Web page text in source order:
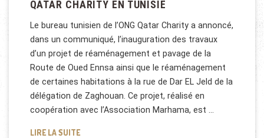
QATAR CHARITY EN TUNISIE
Le bureau tunisien de l’ONG Qatar Charity a annoncé,
dans un communiqué, l’inauguration des travaux
d’un projet de réaménagement et pavage de la
Route de Oued Ennsa ainsi que le réaménagement
de certaines habitations à la rue de Dar EL Jeld de la
délégation de Zaghouan. Ce projet, réalisé en
coopération avec l’Association Marhama, est …
LIRE LA SUITEQATAR CHARITY EN TUNISIE